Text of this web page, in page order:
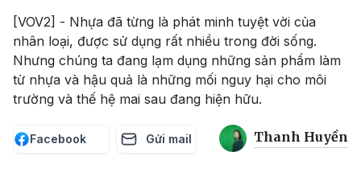
[VOV2] - Nhựa đã từng là phát minh tuyệt vời của
nhân loại, được sử dụng rất nhiều trong đời sống.
Nhưng chúng ta đang lạm dụng những sản phẩm làm
từ nhựa và hậu quả là những mối nguy hại cho môi
trường và thế hệ mai sau đang hiện hữu.
Facebook Gửi mail Thanh Huyền